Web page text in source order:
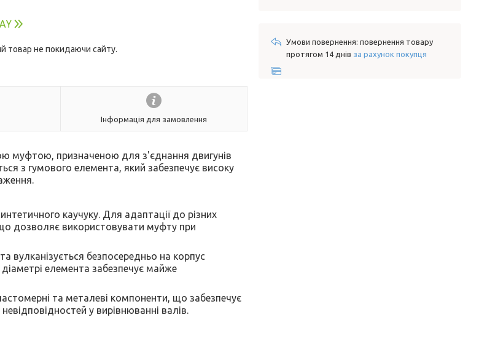
товар не покидаючи сайту.
Інформація для замовлення
муфтою, призначеною для з'єднання двигунів
з гумового елемента, який забезпечує високу
каучуку. Для адаптації до різних
що дозволяє використовувати муфту при
вулканізується безпосередньо на корпус
елемента забезпечує майже
та металеві компоненти, що забезпечує
у вирівнюванні валів.
повернення товару
протягом 14 днів за рахунок покупця